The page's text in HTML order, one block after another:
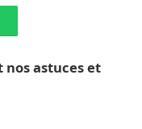
astuces et